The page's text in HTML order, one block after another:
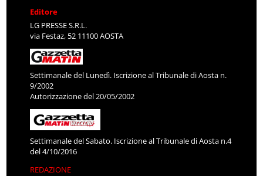
Editore
LG PRESSE S.R.L.
via Festaz, 52 11100 AOSTA
Settimanale del Lunedì. Iscrizione al Tribunale di Aosta n.
9/2002
Autorizzazione del 20/05/2002
Settimanale del Sabato. Iscrizione al Tribunale di Aosta n.4
del 4/10/2016
REDAZIONE